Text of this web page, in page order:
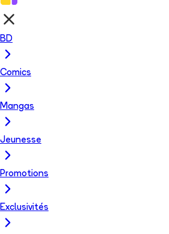
BD
Comics
Mangas
Jeunesse
Promotions
Exclusivités